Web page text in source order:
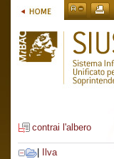
contrai l'albero
Ilva